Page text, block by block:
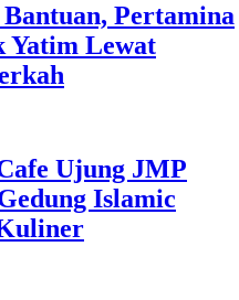
Pertamina
Yatim Lewat
Ujung JMP
Islamic